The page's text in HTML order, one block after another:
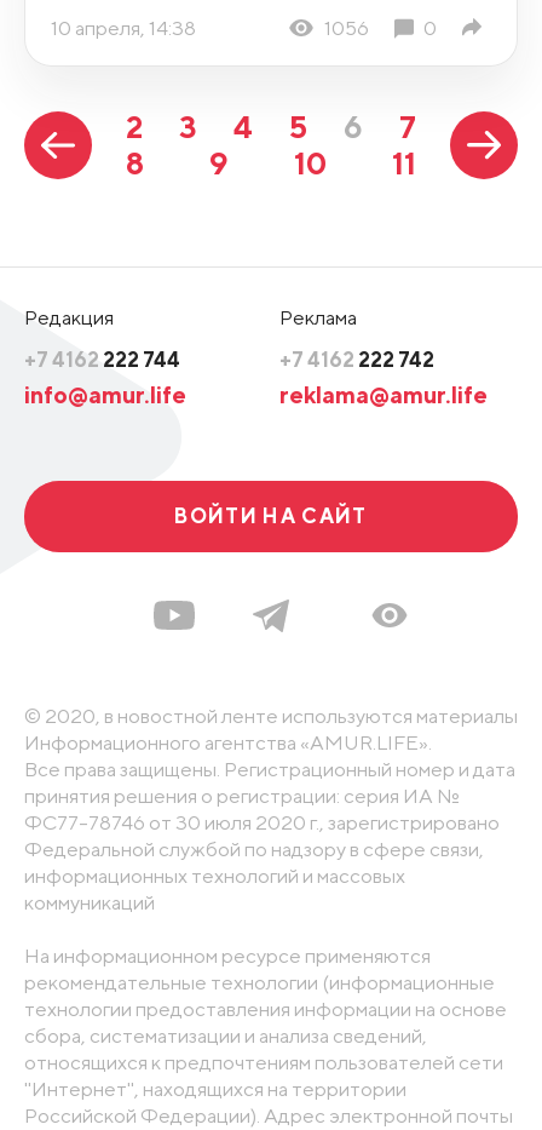
10 апреля, 14:38 1056 0
2 3 4 5 6
7
8
9 10 11
Редакция
+7 4162 222 744
info@amur.life
Реклама
+7 4162 222 742
reklama@amur.life
ВОЙТИ НА САЙТ
© 2020, в новостной ленте используются материалы
Информационного агентства «AMUR.LIFE».
Все права защищены. Регистрационный номер и дата
принятия решения о регистрации: серия ИА №
ФС77-78746 от 30 июля 2020 г., зарегистрировано
Федеральной службой по надзору в сфере связи,
информационных технологий и массовых
коммуникаций
На информационном ресурсе применяются
рекомендательные технологии (информационные
технологии предоставления информации на основе
сбора, систематизации и анализа сведений,
относящихся к предпочтениям пользователей сети
"Интернет", находящихся на территории
Российской Федерации). Адрес электронной почты